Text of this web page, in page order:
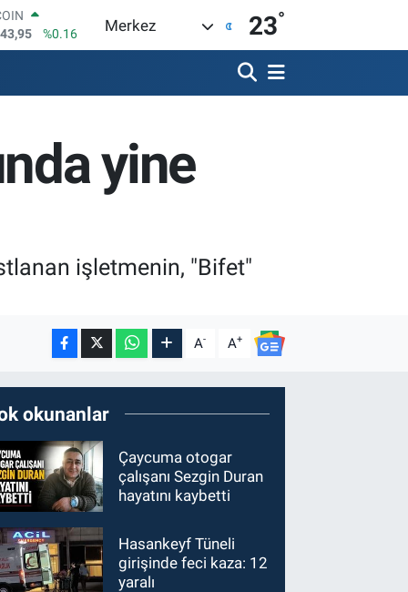
%0
%0.12
%70
Merkez 23°
yine
işletmenin, "Bifet"
A- A+
okunanlar
Çaycuma otogar
çalışanı Sezgin Duran
hayatını kaybetti
Hasankeyf Tüneli
girişinde feci kaza: 12
yaralı